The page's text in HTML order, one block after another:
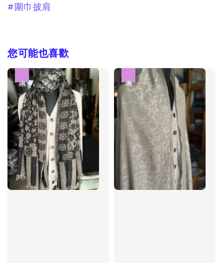
#圍巾披肩
您可能也喜歡